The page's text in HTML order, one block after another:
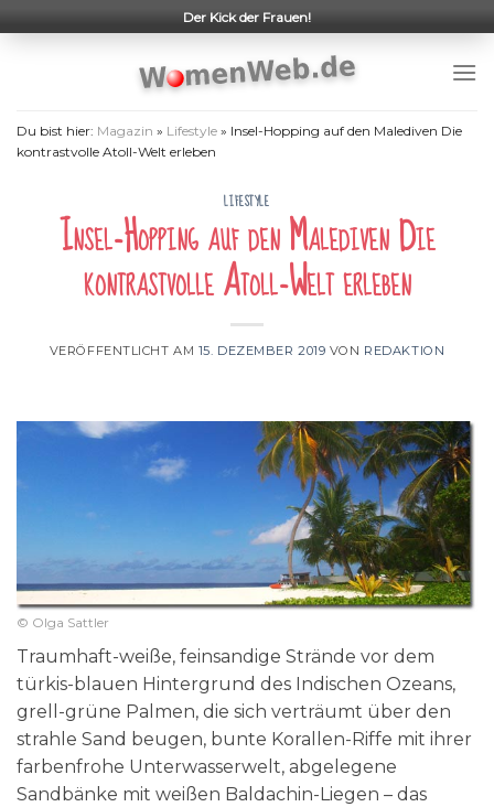
to
Der Kick der Frauen!
Du bist hier: Magazin » Lifestyle » Insel-Hopping auf den Malediven Die
kontrastvolle Atoll-Welt erleben
LIFESTYLE
Insel-Hopping auf den Malediven Die
kontrastvolle Atoll-Welt erleben
VERÖFFENTLICHT AM 15. DEZEMBER 2019 VON REDAKTION
© Olga Sattler
Traumhaft-weiße, feinsandige Strände vor dem
türkis-blauen Hintergrund des Indischen Ozeans,
grell-grüne Palmen, die sich verträumt über den
strahle Sand beugen, bunte Korallen-Riffe mit ihrer
farbenfrohe Unterwasserwelt, abgelegene
Sandbänke mit weißen Baldachin-Liegen – das